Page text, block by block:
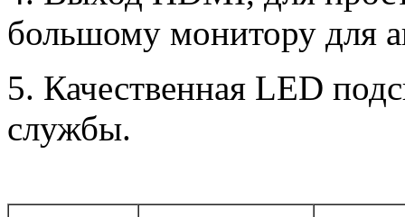
большому монитору для
5. Качественная LED
службы.